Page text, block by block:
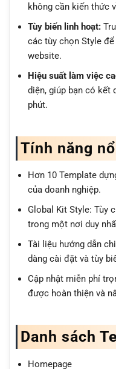
không cần kiến thức
Tùy biến linh hoạt:
các tùy chọn Style
website.
Hiệu suất làm việc
diện, giúp bạn có kết
phút.
Tính năng
Hơn 10 Template
của doanh nghiệp.
Global Kit Style: Tùy
trong một nơi duy
Tài liệu hướng dẫn
dàng cài đặt và tùy
Cập nhật miễn phí
được hoàn thiện và
Danh sách
Homepage